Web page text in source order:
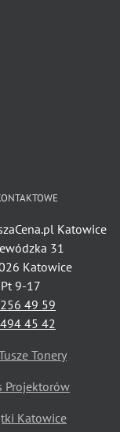
Katowice
31
Katowice
9-17
49 59
45 42
Tonery
Projektorów
Katowice